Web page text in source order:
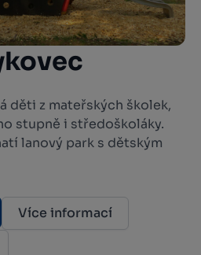
děti z mateřských školek,
stupně i středoškoláky.
lanový park s dětským
Více informací